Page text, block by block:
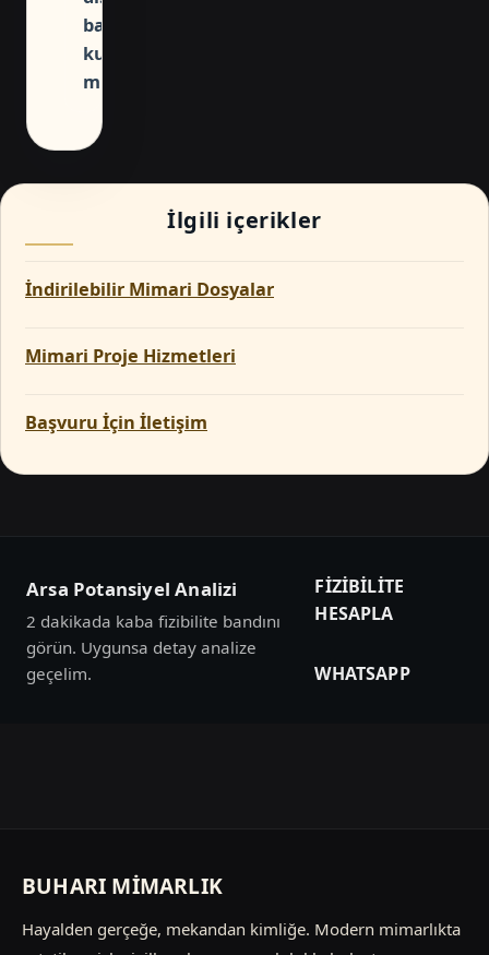
başvurularda
kullanılabilir
mi?
İlgili içerikler
İndirilebilir Mimari Dosyalar
Mimari Proje Hizmetleri
Başvuru İçin İletişim
Arsa Potansiyel Analizi
2 dakikada kaba fizibilite bandını
görün. Uygunsa detay analize
geçelim.
FIZIBILITE
HESAPLA
WHATSAPP
BUHARI MİMARLIK
Hayalden gerçeğe, mekandan kimliğe. Modern mimarlıkta